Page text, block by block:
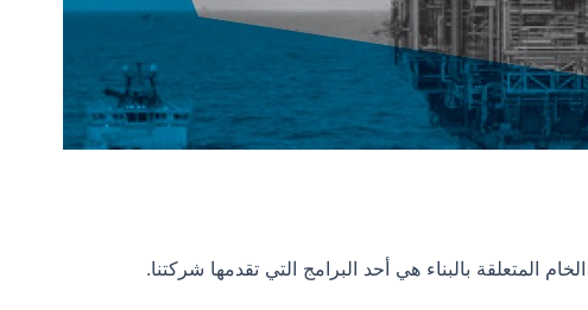
المتعلقة بالبناء هي أحد البرامج التي تقدمها شركتنا.